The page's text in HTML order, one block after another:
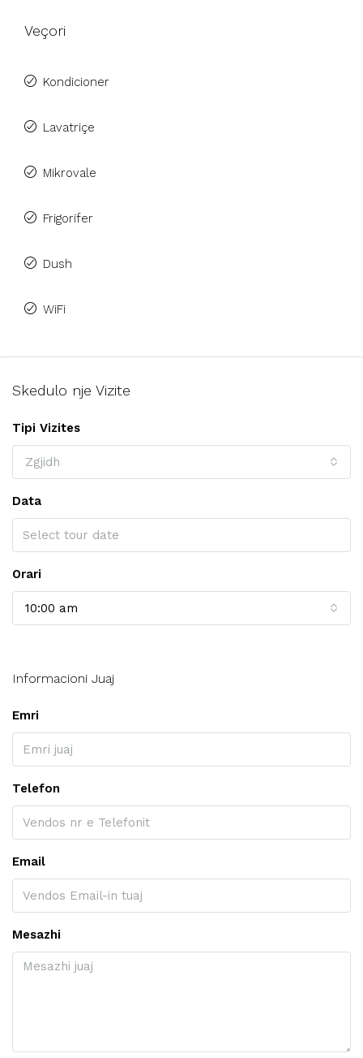
Veçori
Kondicioner
Lavatriçe
Mikrovale
Frigorifer
Dush
WiFi
Skedulo nje Vizite
Tipi Vizites
Zgjidh
Data
Orari
10:00 am
Informacioni Juaj
Emri
Telefon
Email
Mesazhi